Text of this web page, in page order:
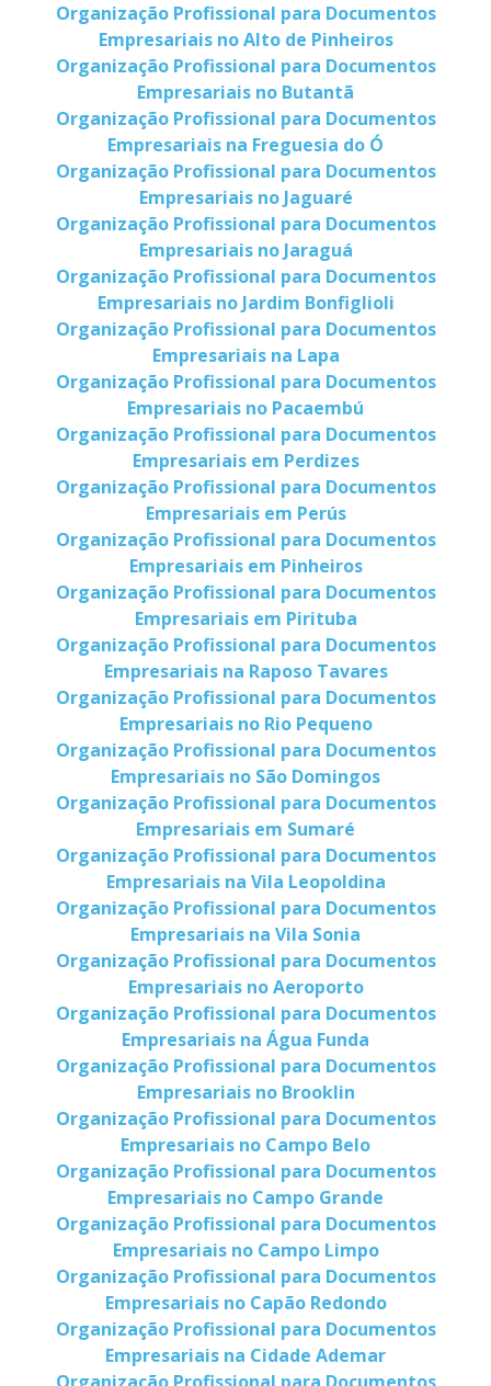
Organização Profissional para Documentos
Empresariais no Alto de Pinheiros
Organização Profissional para Documentos
Empresariais no Butantã
Organização Profissional para Documentos
Empresariais na Freguesia do Ó
Organização Profissional para Documentos
Empresariais no Jaguaré
Organização Profissional para Documentos
Empresariais no Jaraguá
Organização Profissional para Documentos
Empresariais no Jardim Bonfiglioli
Organização Profissional para Documentos
Empresariais na Lapa
Organização Profissional para Documentos
Empresariais no Pacaembú
Organização Profissional para Documentos
Empresariais em Perdizes
Organização Profissional para Documentos
Empresariais em Perús
Organização Profissional para Documentos
Empresariais em Pinheiros
Organização Profissional para Documentos
Empresariais em Pirituba
Organização Profissional para Documentos
Empresariais na Raposo Tavares
Organização Profissional para Documentos
Empresariais no Rio Pequeno
Organização Profissional para Documentos
Empresariais no São Domingos
Organização Profissional para Documentos
Empresariais em Sumaré
Organização Profissional para Documentos
Empresariais na Vila Leopoldina
Organização Profissional para Documentos
Empresariais na Vila Sonia
Organização Profissional para Documentos
Empresariais no Aeroporto
Organização Profissional para Documentos
Empresariais na Água Funda
Organização Profissional para Documentos
Empresariais no Brooklin
Organização Profissional para Documentos
Empresariais no Campo Belo
Organização Profissional para Documentos
Empresariais no Campo Grande
Organização Profissional para Documentos
Empresariais no Campo Limpo
Organização Profissional para Documentos
Empresariais no Capão Redondo
Organização Profissional para Documentos
Empresariais na Cidade Ademar